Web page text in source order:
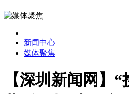
新闻中心
媒体聚焦
【深圳新闻网】“